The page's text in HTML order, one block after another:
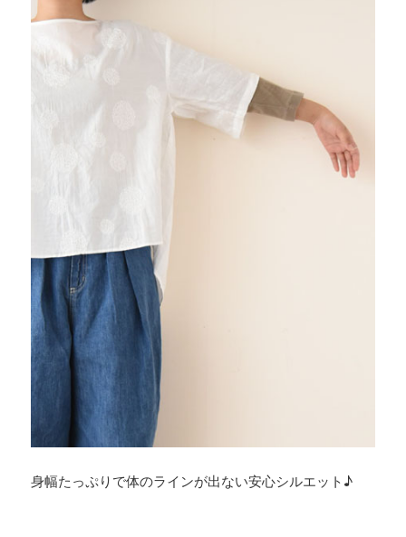
身幅たっぷりで体のラインが出ない安心シルエット♪